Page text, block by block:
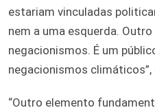
estariam vinculadas
nem a uma esquerda.
negacionismos. É um
negacionismos climáticos”,
“Outro elemento